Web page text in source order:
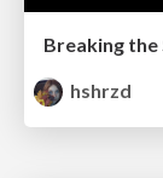
hshrzd